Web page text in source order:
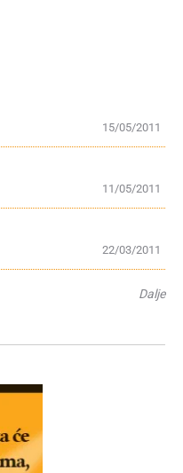
15/05/2011
11/05/2011
22/03/2011
Dalje